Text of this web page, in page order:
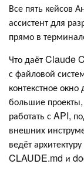
Все пять кейсов
ассистент для
прямо в
Что даёт Claude
с файловой
контекстное
большие проекты,
работать с API,
внешних
ведёт
CLAUDE.md и